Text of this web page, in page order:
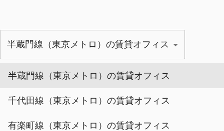
半蔵門線（東京メトロ）の賃貸オフィス
半蔵門線（東京メトロ）の賃貸オフィス
千代田線（東京メトロ）の賃貸オフィス
有楽町線（東京メトロ）の賃貸オフィス